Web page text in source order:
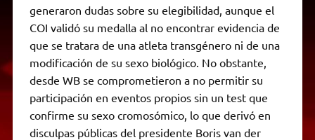
generaron dudas sobre su elegibilidad, aunque el
COI validó su medalla al no encontrar evidencia de
que se tratara de una atleta transgénero ni de una
modificación de su sexo biológico. No obstante,
desde WB se comprometieron a no permitir su
participación en eventos propios sin un test que
confirme su sexo cromosómico, lo que derivó en
disculpas públicas del presidente Boris van der